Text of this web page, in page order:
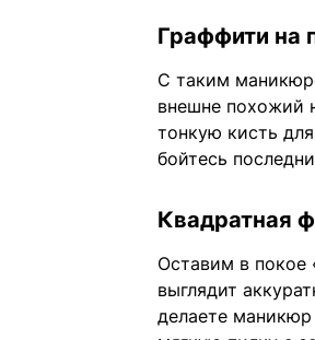
Граффити на
С таким
внешне похожий
тонкую кисть
бойтесь
Квадратная
Оставим в покое
выглядит
делаете маникюр